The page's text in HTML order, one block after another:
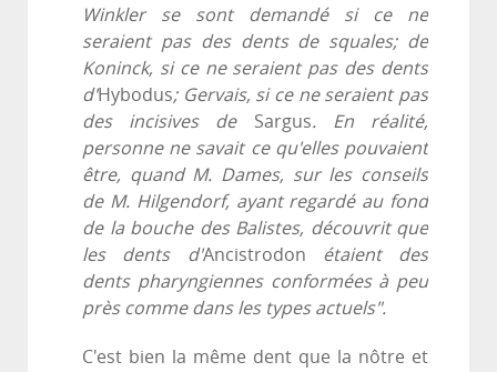
Winkler se sont demandé si ce ne
seraient pas des dents de squales; de
Koninck, si ce ne seraient pas des dents
d'Hybodus; Gervais, si ce ne seraient pas
des incisives de Sargus. En réalité,
personne ne savait ce qu'elles pouvaient
être, quand M. Dames, sur les conseils
de M. Hilgendorf, ayant regardé au fond
de la bouche des Balistes, découvrit que
les dents d'Ancistrodon étaient des
dents pharyngiennes conformées à peu
près comme dans les types actuels".
C'est bien la même dent que la nôtre et